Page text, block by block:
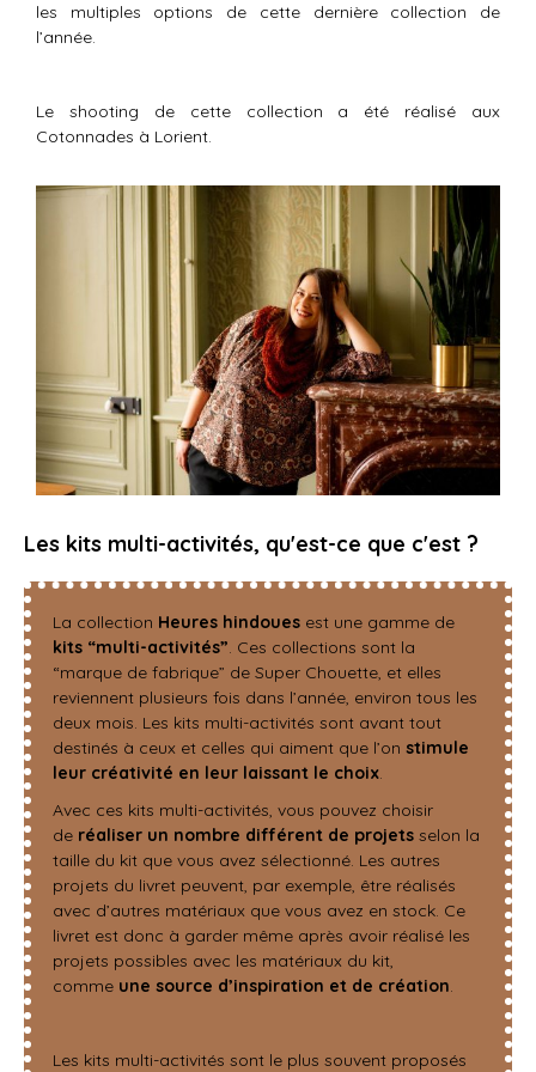
les multiples options de cette dernière collection de
l’année.
Le shooting de cette collection a été réalisé aux
Cotonnades à Lorient.
Les kits multi-activités, qu'est-ce que c'est ?​
La collection Heures hindoues est une gamme de
kits “multi-activités”. Ces collections sont la
“marque de fabrique” de Super Chouette, et elles
reviennent plusieurs fois dans l’année, environ tous les
deux mois. Les kits multi-activités sont avant tout
destinés à ceux et celles qui aiment que l’on stimule
leur créativité en leur laissant le choix.
Avec ces kits multi-activités, vous pouvez choisir
de réaliser un nombre différent de projets selon la
taille du kit que vous avez sélectionné. Les autres
projets du livret peuvent, par exemple, être réalisés
avec d’autres matériaux que vous avez en stock. Ce
livret est donc à garder même après avoir réalisé les
projets possibles avec les matériaux du kit,
comme une source d’inspiration et de création.
Les kits multi-activités sont le plus souvent proposés